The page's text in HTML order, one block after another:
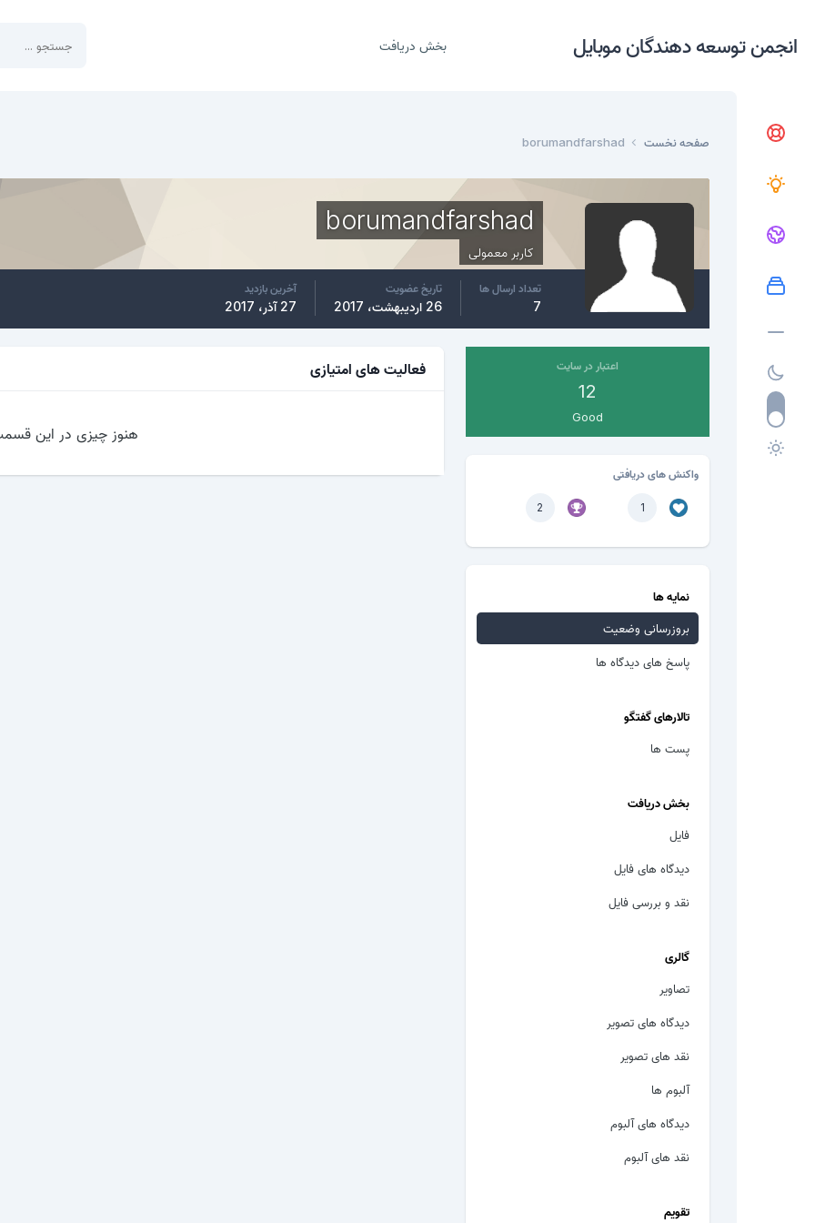
انجمن توسعه دهندگان موبایل بخش دریافت
صفحه نخست borumandfarshad
borumandfarshad
کاربر معمولی
تعداد ارسال ها
7
تاریخ عضویت
26 اردیبهشت، 2017
آخرین بازدید
27 آذر، 2017
اعتبار در سایت
12
Good
واکنش های دریافتی
1
2
نمایه ها
بروزرسانی وضعیت
پاسخ های دیدگاه ها
تالارهای گفتگو
پست ها
بخش دریافت
فایل
دیدگاه های فایل
نقد و بررسی فایل
گالری
تصاویر
دیدگاه های تصویر
نقد های تصویر
آلبوم ها
دیدگاه های آلبوم
نقد های آلبوم
تقویم
فعالیت های امتیازی
هنوز چیزی در این